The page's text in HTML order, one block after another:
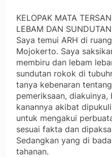
KELOPAK MATA
LEBAM DAN
Saya temui ARH di
Mojokerto. Saya
membiru dan lebam
sundutan rokok di
tanya kebenaran
pemeriksaan,
kanannya akibat
untuk mengakui
sesuai fakta dan
Sedangkan yang di
tahanan.